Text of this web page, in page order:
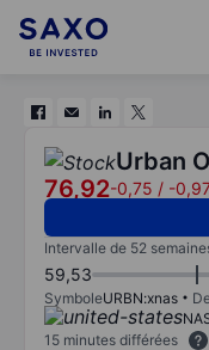
Urban
76,92-0,75 / -
Intervalle de 52
59,53
SymboleURBN:xnas
15 minutes différées